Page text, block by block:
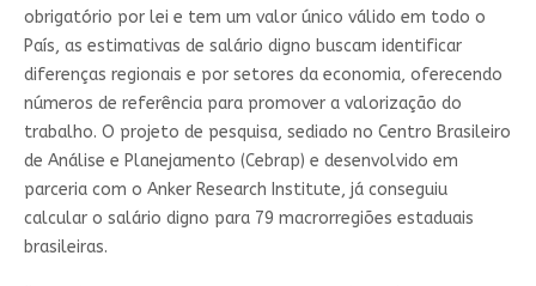
obrigatório por lei e tem um valor único válido em todo o
País, as estimativas de salário digno buscam identificar
diferenças regionais e por setores da economia, oferecendo
números de referência para promover a valorização do
trabalho. O projeto de pesquisa, sediado no Centro Brasileiro
de Análise e Planejamento (Cebrap) e desenvolvido em
parceria com o Anker Research Institute, já conseguiu
calcular o salário digno para 79 macrorregiões estaduais
brasileiras.